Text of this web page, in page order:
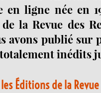
en ligne née en
la Revue des
avons publié sur
inédits
Éditions de la